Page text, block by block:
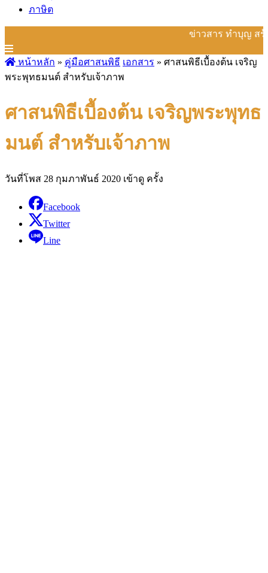
ภาษิต
ข่าวสาร ทำบุญ สร้
หน้าหลัก » คู่มือศาสนพิธี เอกสาร » ศาสนพิธีเบื้องต้น เจริญ
พระพุทธมนต์ สำหรับเจ้าภาพ
ศาสนพิธีเบื้องต้น เจริญพระพุทธ
มนต์ สำหรับเจ้าภาพ
วันที่โพส 28 กุมภาพันธ์ 2020 เข้าดู ครั้ง
Facebook
Twitter
Line